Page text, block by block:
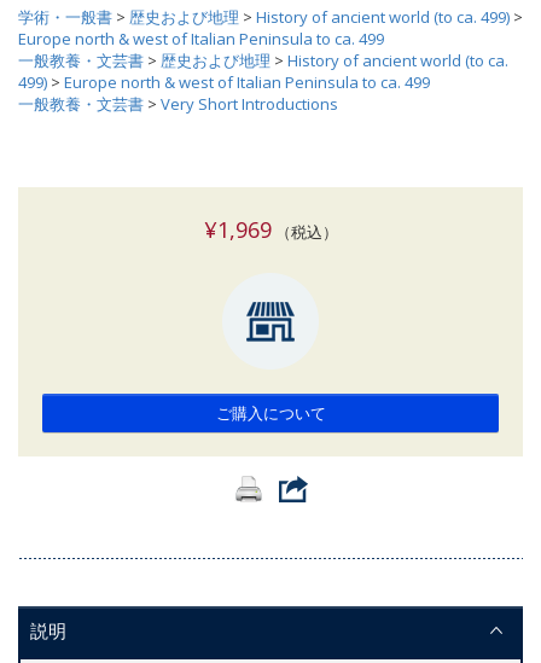
学術・一般書 > 歴史および地理 > History of ancient world (to ca. 499) >
Europe north & west of Italian Peninsula to ca. 499
一般教養・文芸書 > 歴史および地理 > History of ancient world (to ca.
499) > Europe north & west of Italian Peninsula to ca. 499
一般教養・文芸書 > Very Short Introductions
¥1,969（税込）
ご購入について
説明